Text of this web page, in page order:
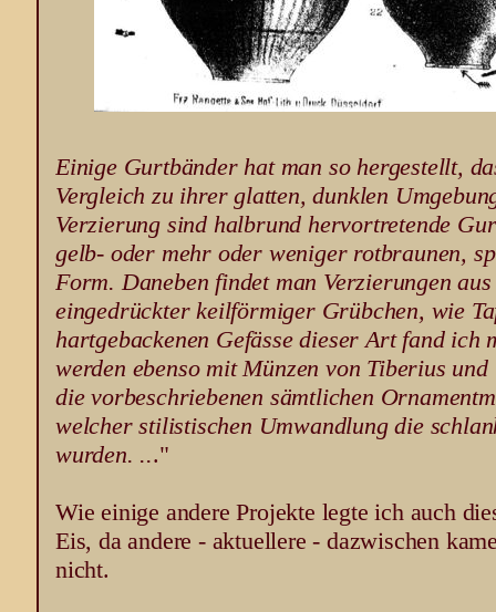
Einige Gurtbänder hat man so hergestellt,
Vergleich zu ihrer glatten, dunklen
Verzierung sind halbrund hervortretende
gelb- oder mehr oder weniger rotbraunen,
Form. Daneben findet man Verzierungen
eingedrückter keilförmiger Grübchen, wie
hartgebackenen Gefässe dieser Art fand ich
werden ebenso mit Münzen von Tiberius
die vorbeschriebenen sämtlichen
welcher stilistischen Umwandlung die
wurden. ..."
Wie einige andere Projekte legte ich auch
Eis, da andere - aktuellere - dazwischen
nicht.